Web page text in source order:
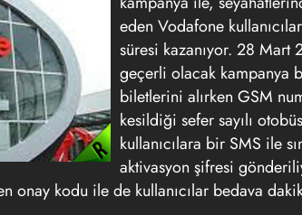
eden Vodafone
süresi kazanıyor. 28 Mart
geçerli olacak kampanya
biletlerini alırken GSM
kesildiği sefer sayılı
kullanıcılara bir SMS ile
aktivasyon şifresi
kodu ile de kullanıcılar bedava